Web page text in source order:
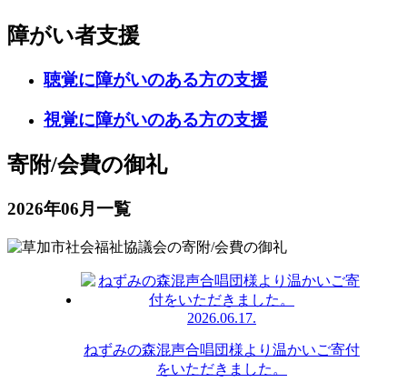
障がい者支援
聴覚に障がいのある方の支援
視覚に障がいのある方の支援
寄附/会費の御礼
2026年06月一覧
2026.06.17.
ねずみの森混声合唱団様より温かいご寄付
をいただきました。